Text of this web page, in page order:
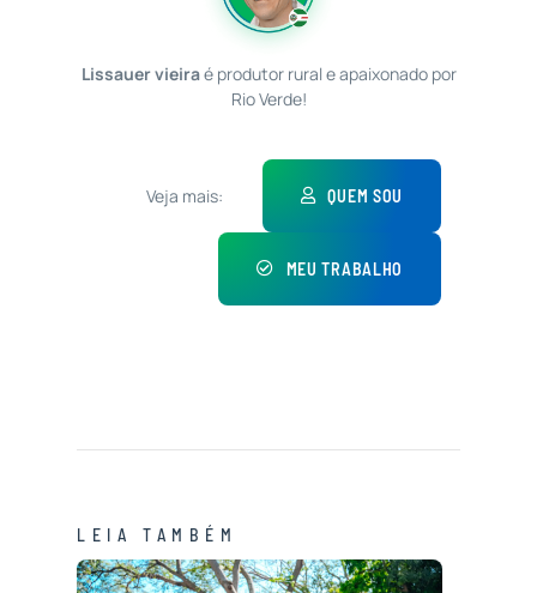
Lissauer vieiraé produtor rural e apaixonado por
Rio Verde!
Veja mais: QUEM SOU
MEU TRABALHO
LEIA TAMBÉM